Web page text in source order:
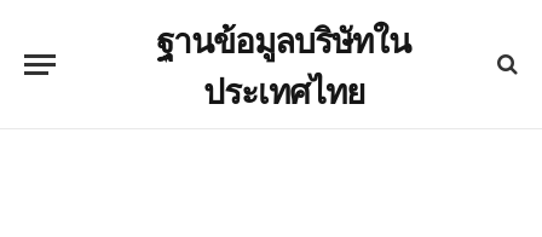
ฐานข้อมูลบริษัทใน
ประเทศไทย